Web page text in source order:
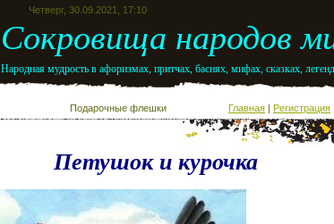
Четверг, 30.09.2021, 17:10
Сокровища народов
Народная мудрость в афоризмах, притчах, баснях, мифах, сказках,
Подарочные флешки Главная | Регистрация
Петушок и курочка